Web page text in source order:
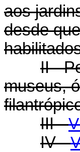
aos
desde
II -
museus,
III -
IV -